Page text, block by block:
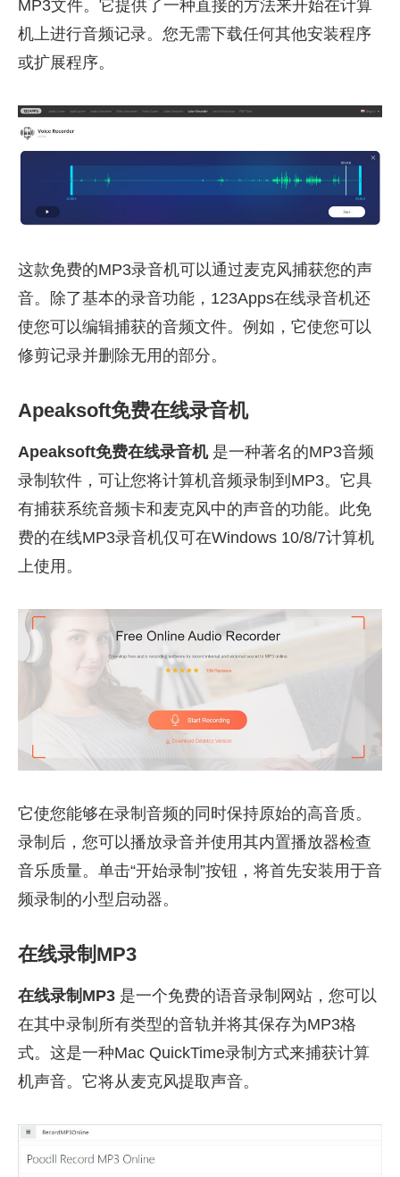
MP3文件。它提供了一种直接的方法来开始在计算
机上进行音频记录。您无需下载任何其他安装程序
或扩展程序。
这款免费的MP3录音机可以通过麦克风捕获您的声
音。除了基本的录音功能，123Apps在线录音机还
使您可以编辑捕获的音频文件。例如，它使您可以
修剪记录并删除无用的部分。
Apeaksoft免费在线录音机
Apeaksoft免费在线录音机是一种著名的MP3音频
录制软件，可让您将计算机音频录制到MP3。它具
有捕获系统音频卡和麦克风中的声音的功能。此免
费的在线MP3录音机仅可在Windows 10/8/7计算机
上使用。
它使您能够在录制音频的同时保持原始的高音质。
录制后，您可以播放录音并使用其内置播放器检查
音乐质量。单击“开始录制”按钮，将首先安装用于音
频录制的小型启动器。
在线录制MP3
在线录制MP3 是一个免费的语音录制网站，您可以
在其中录制所有类型的音轨并将其保存为MP3格
式。这是一种Mac QuickTime录制方式来捕获计算
机声音。它将从麦克风提取声音。